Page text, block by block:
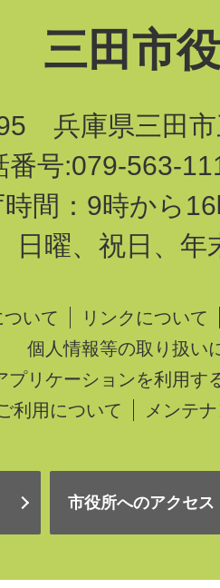
三田市
兵庫県三田市
番号:079-563-
時間：9時から
日曜、祝日、年
いて
リンクについて
個人情報等の取り扱い
プリケーションを利用す
利用について
メンテ
市役所へのアクセス